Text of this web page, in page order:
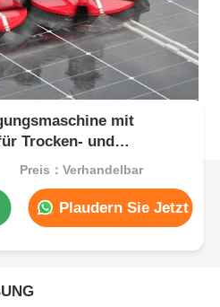
mit
Trocken- und
Bürste
Preis：Verhandelbar
Plaudern Sie Jetzt